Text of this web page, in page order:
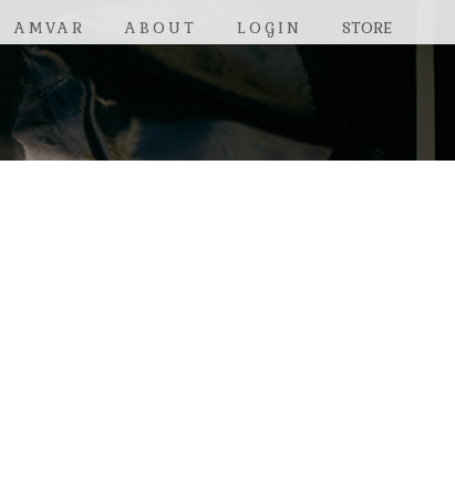
AMVAR ABOUT LOGIN STORE